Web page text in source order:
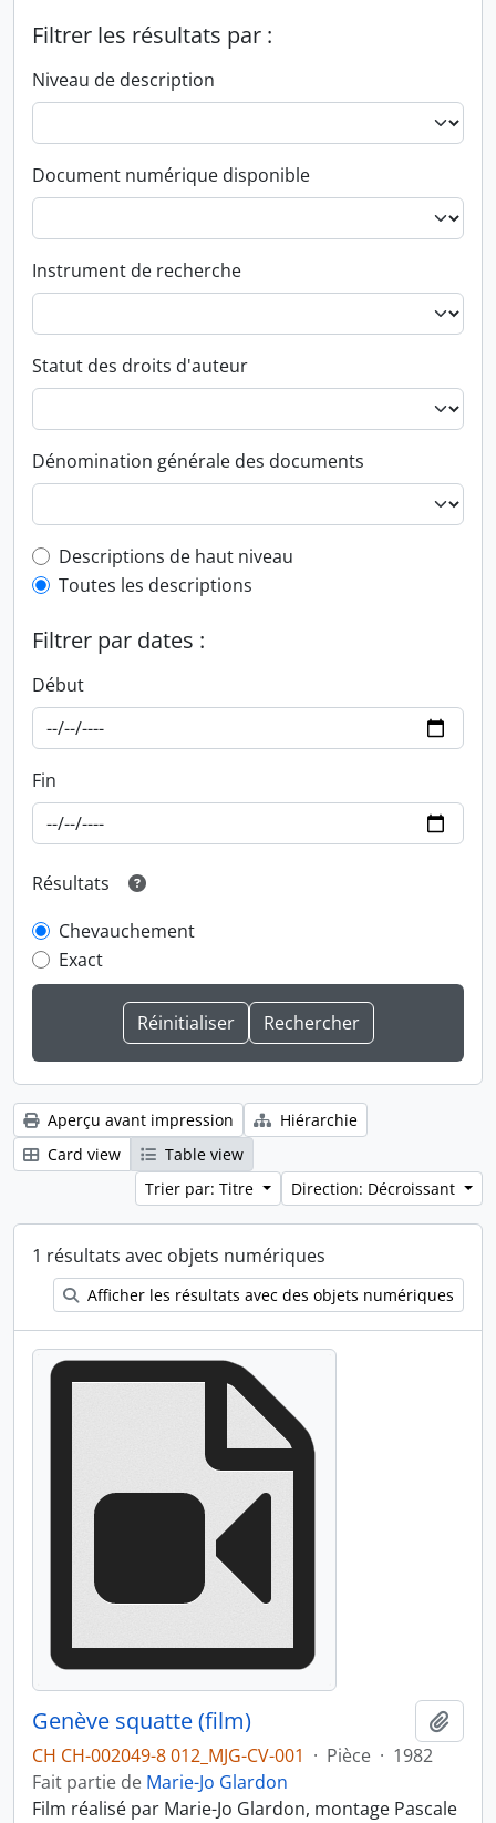
Filtrer les résultats par :
Niveau de description
Document numérique disponible
Instrument de recherche
Statut des droits d'auteur
Dénomination générale des documents
Top-level description filter
Descriptions de haut niveau
Toutes les descriptions
Filtrer par dates :
Début
Fin
Résultats
Chevauchement
Exact
Aperçu avant impression
Hiérarchie
Card view
Table view
Trier par: Titre
Direction: Décroissant
1 résultats avec objets numériques
Afficher les résultats avec des objets numériques
Genève squatte (film)
CH CH-002049-8 012_MJG-CV-001 · Pièce · 1982
Fait partie de Marie-Jo Glardon
Film réalisé par Marie-Jo Glardon, montage Pascale